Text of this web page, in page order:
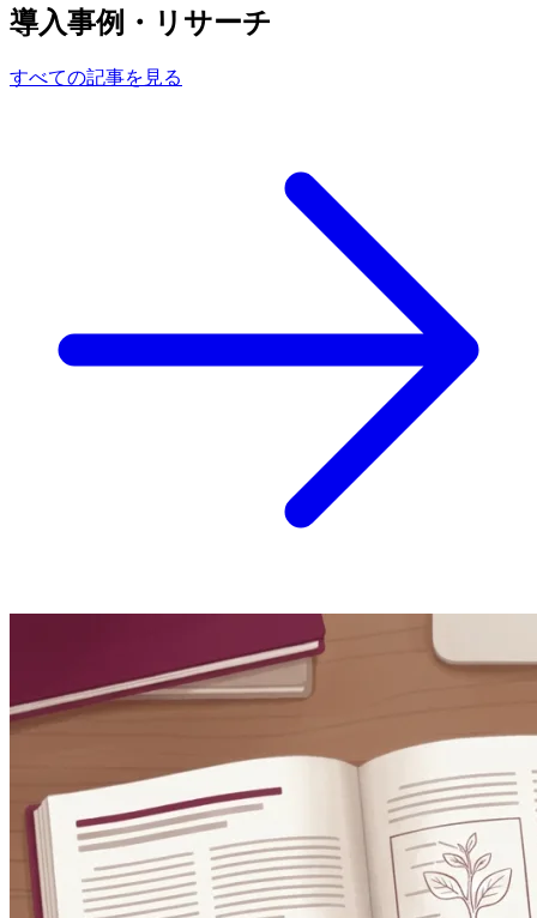
導入事例・リサーチ
すべての記事を見る